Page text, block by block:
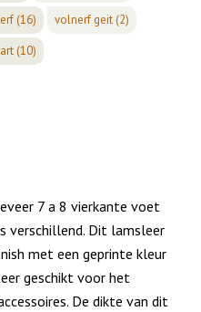
(16) volnerf geit(2)
(10)
7 a 8 vierkante voet
verschillend. Dit lamsleer
met een geprinte kleur
geschikt voor het
De dikte van dit